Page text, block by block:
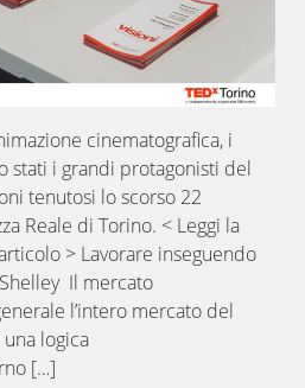
cinematografica, i
stati i grandi protagonisti del
tenutosi lo scorso 22
Reale di Torino. < Leggi la
> Lavorare inseguendo
Il mercato
l’intero mercato del
logica
[…]